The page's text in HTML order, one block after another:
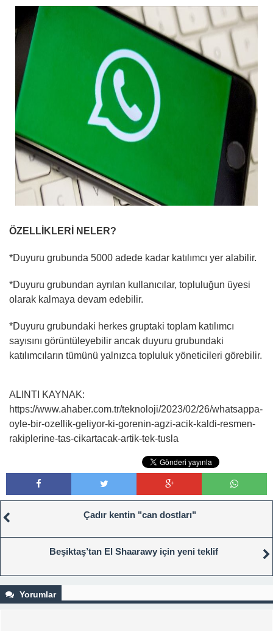
ÖZELLİKLERİ NELER?
*Duyuru grubunda 5000 adede kadar katılımcı yer alabilir.
*Duyuru grubundan ayrılan kullanıcılar, topluluğun üyesi
olarak kalmaya devam edebilir.
*Duyuru grubundaki herkes gruptaki toplam katılımcı
sayısını görüntüleyebilir ancak duyuru grubundaki
katılımcıların tümünü yalnızca topluluk yöneticileri görebilir.
ALINTI KAYNAK:
https://www.ahaber.com.tr/teknoloji/2023/02/26/whatsappa-
oyle-bir-ozellik-geliyor-ki-gorenin-agzi-acik-kaldi-resmen-
rakiplerine-tas-cikartacak-artik-tek-tusla
Çadır kentin "can dostları"
Beşiktaş’tan El Shaarawy için yeni teklif
Yorumlar